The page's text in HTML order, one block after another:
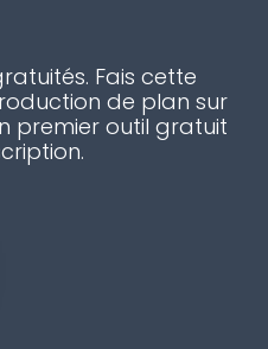
Fais cette
de plan sur
premier outil gratuit